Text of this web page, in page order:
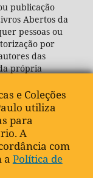
publicação
Abertos da
pessoas ou
por
das
própria
e Coleções
utiliza
para
A
com
a Política de